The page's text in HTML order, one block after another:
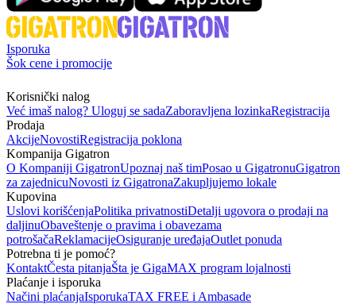
Isporuka
Šok cene i promocije
Korisnički nalog
Već imaš nalog? Uloguj se sadaZaboravljena lozinkaRegistracija
Prodaja
AkcijeNovostiRegistracija poklona
Kompanija Gigatron
O Kompaniji GigatronUpoznaj naš timPosao u GigatronuGigatron
za zajednicuNovosti iz GigatronaZakupljujemo lokale
Kupovina
Uslovi korišćenjaPolitika privatnostiDetalji ugovora o prodaji na
daljinuObaveštenje o pravima i obavezama
potrošačaReklamacijeOsiguranje uređajaOutlet ponuda
Potrebna ti je pomoć?
KontaktČesta pitanjaŠta je GigaMAX program lojalnosti
Plaćanje i isporuka
Načini plaćanjaIsporukaTAX FREE i Ambasade